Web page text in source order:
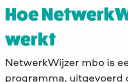
Hoe
werkt
NetwerkWijzer mbo is
programma, uitgevoerd